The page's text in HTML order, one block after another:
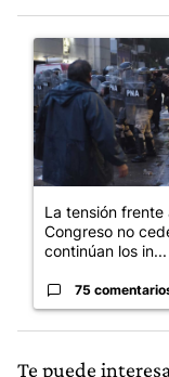
Un artículo de
La tensión frente
Congreso no
continúan los in...
75